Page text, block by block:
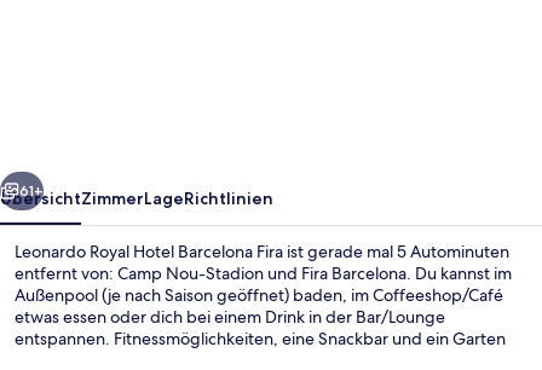
Weiter
61+
ÜbersichtZimmerLageRichtlinien
Leonardo Royal Hotel Barcelona Fira ist gerade mal 5 Autominuten
entfernt von: Camp Nou-Stadion und Fira Barcelona. Du kannst im
Außenpool (je nach Saison geöffnet) baden, im Coffeeshop/Café
etwas essen oder dich bei einem Drink in der Bar/Lounge
entspannen. Fitnessmöglichkeiten, eine Snackbar und ein Garten